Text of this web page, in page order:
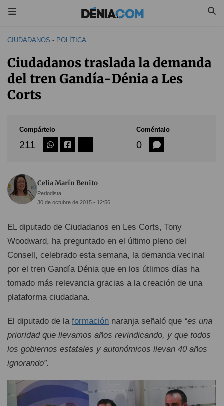
CIUDADANOS - POLÍTICA
Ciudadanos traslada la demanda
del tren Gandía-Dénia a Les
Corts
Compártelo
211
Coméntalo
0
Celia Marín Benito
Periodista
30 de octubre de 2015 - 12:56
EL diputado de Ciudadanos en Les Corts, Tony
Woodward, ha preguntado en el último pleno del
Consell, celebrado esta semana, la demanda vecinal
por el tren Gandía Dénia que en los útlimos días ha
tomado más relevancia gracias a la creación de una
plataforma ciudadana.
El diputado de la formación naranja señaló que “es una
prioridad que llevamos años revindicando, y que todos
los gobiernos estatales y autonómicos llevan 40 años
ignorando”.